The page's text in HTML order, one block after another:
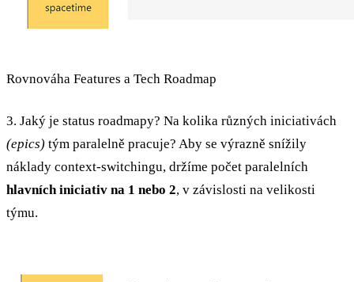
Rovnováha Features a Tech Roadmap
3. Jaký je status roadmapy? Na kolika různých iniciativách
(epics) tým paralelně pracuje? Aby se výrazně snížily
náklady context-switchingu, držíme počet paralelních
hlavních iniciativ na 1 nebo 2, v závislosti na velikosti
týmu.